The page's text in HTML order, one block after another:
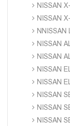
NISSAN
NISSAN
NNISSAN
NISSAN
NISSAN
NISSAN
NISSAN
NISSAN
NISSAN
NISSAN